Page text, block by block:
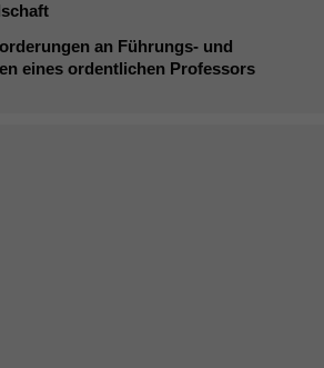
an Führungs- und
eines ordentlichen Professors